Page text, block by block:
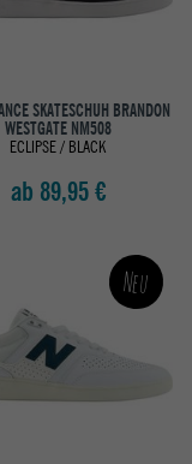
SKATESCHUH BRANDON
WESTGATE NM508
ECLIPSE / BLACK
ab 89,95 €
Neu